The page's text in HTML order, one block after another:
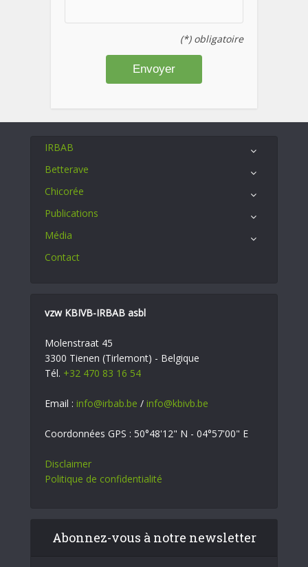
(*) obligatoire
IRBAB
Betterave
Chicorée
Publications
Média
Contact
vzw KBIVB-IRBAB asbl
Molenstraat 45
3300 Tienen (Tirlemont) - Belgique
Tél. +32 470 83 16 54
Email : info@irbab.be / info@kbivb.be
Coordonnées GPS : 50°48'12" N - 04°57'00" E
Disclaimer
Politique de confidentialité
Abonnez-vous à notre newsletter